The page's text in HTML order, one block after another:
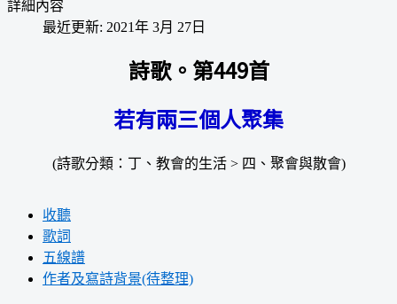
詳細內容
最近更新: 2021年 3月 27日
詩歌。第449首
若有兩三個人聚集
(詩歌分類：丁、教會的生活 > 四、聚會與散會)
收聽
歌詞
五線譜
作者及寫詩背景(待整理)